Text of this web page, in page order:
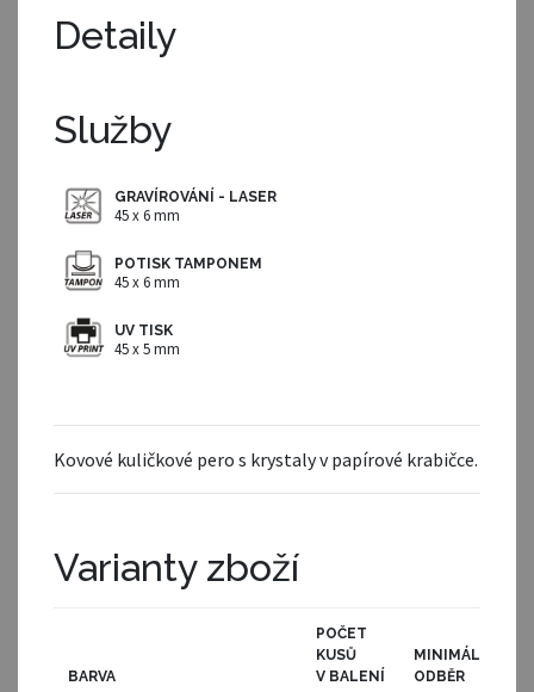
Detaily
Služby
GRAVÍROVÁNÍ - LASER
45 x 6 mm
POTISK TAMPONEM
45 x 6 mm
UV TISK
45 x 5 mm
Kovové kuličkové pero s krystaly v papírové krabičce.
Varianty zboží
BARVA
POČET
KUSŮ
V BALENÍ
MINIMÁLNÍ
ODBĚR